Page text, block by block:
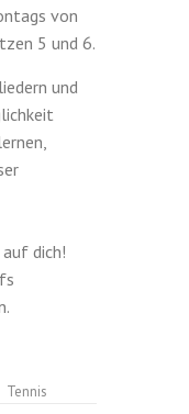
von
5 und 6.
und
dich!
Tennis